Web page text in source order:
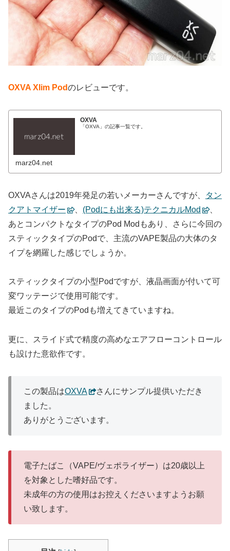
OXVA Xlim Podのレビューです。
OXVA
「OXVA」の記事一覧です。
marz04.net
OXVAさんは2019年発足の若いメーカーさんですが、
タン
クアトマイザー
、 (Podにも出来る)テクニカルMod
、
あとコンパクトなタイプのPod Modもあり、さらに今回の
スティックタイプのPodで、主流のVAPE製品の大体のタ
イプを網羅した感じでしょうか。
スティックタイプの小型Podですが、液晶画面が付いて可
変ワッテージで使用可能です。
最近このタイプのPodも増えてきていますね。
更に、スライド式で精度の高めなエアフローコントロール
も設けた意欲作です。
この製品はOXVA
さんにサンプル提供いただき
ました。
ありがとうございます。
電子たばこ（VAPE/ヴェポライザー）は20歳以上
を対象とした嗜好品です。
未成年の方の使用はお控えくださいますようお願
い致します。